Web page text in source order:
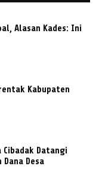
Alasan Kades: Ini
Kabupaten
Cibadak Datangi
Desa